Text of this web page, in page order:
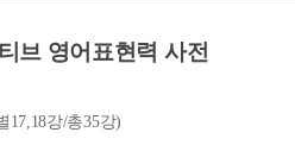
브 영어표현력 사전
17,18강/총35강)